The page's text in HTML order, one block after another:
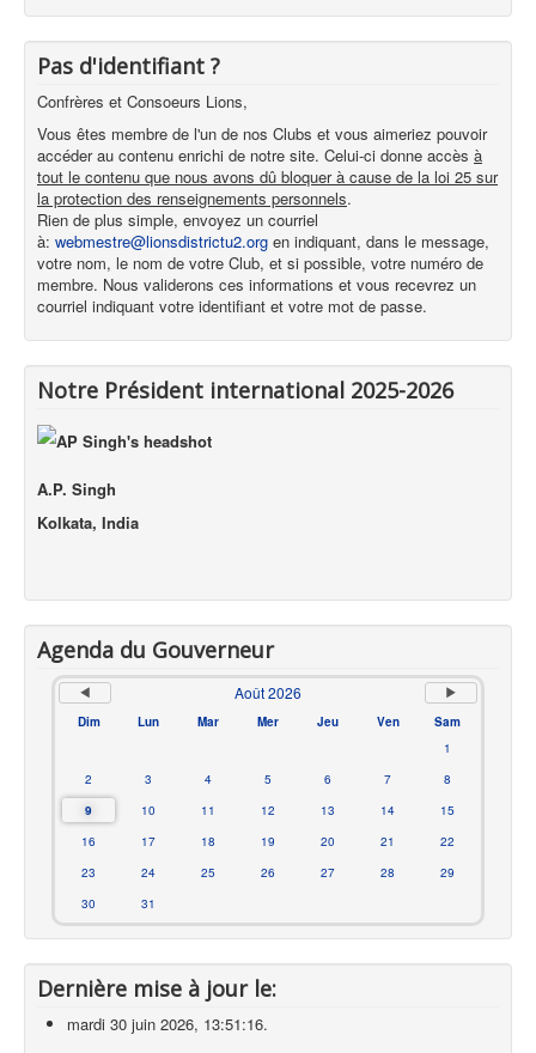
Pas d'identifiant ?
Confrères et Consoeurs Lions,
Vous êtes membre de l'un de nos Clubs et vous aimeriez pouvoir
accéder au contenu enrichi de notre site. Celui-ci donne accès à
tout le contenu que nous avons dû bloquer à cause de la loi 25 sur
la protection des renseignements personnels.
Rien de plus simple, envoyez un courriel
à: webmestre@lionsdistrictu2.org en indiquant, dans le message,
votre nom, le nom de votre Club, et si possible, votre numéro de
membre. Nous validerons ces informations et vous recevrez un
courriel indiquant votre identifiant et votre mot de passe.
Notre Président international 2025-2026
A.P. Singh
Kolkata, India
Agenda du Gouverneur
Août 2026
Dim Lun Mar Mer Jeu Ven
Sam
1
2
3 4 5 6 7
8
9
10 11 12 13 14
15
16
17 18 19 20 21
22
23
24 25 26 27 28
29
30
31
Dernière mise à jour le:
mardi 30 juin 2026, 13:51:16.